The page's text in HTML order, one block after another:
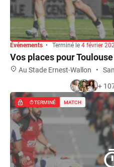
Événements • Terminé le 4 février
Vos places pour
Au Stade Ernest-Wallon •
+
TERMINÉ MATCH